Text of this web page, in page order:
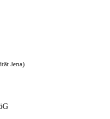
Jena)